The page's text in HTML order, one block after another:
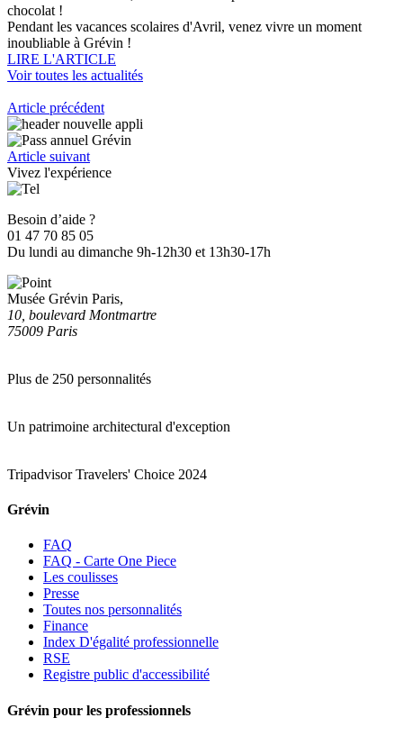
chocolat !
Pendant les vacances scolaires d'Avril, venez vivre un moment
inoubliable à Grévin !
LIRE L'ARTICLE
Voir toutes les actualités
Article précédent
Article suivant
Vivez l'expérience
Besoin d’aide ?
01 47 70 85 05
Du lundi au dimanche 9h-12h30 et 13h30-17h
Musée Grévin Paris,
10, boulevard Montmartre
75009 Paris
Plus de 250 personnalités
Un patrimoine architectural d'exception
Tripadvisor Travelers' Choice 2024
Grévin
FAQ
FAQ - Carte One Piece
Les coulisses
Presse
Toutes nos personnalités
Finance
Index D'égalité professionnelle
RSE
Registre public d'accessibilité
Grévin pour les professionnels